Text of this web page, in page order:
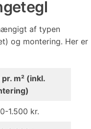
af typen
og montering. Her er
pr. m² (inkl.
1.500 kr.